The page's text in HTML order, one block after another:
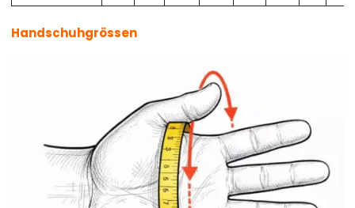
Handschuhgrössen